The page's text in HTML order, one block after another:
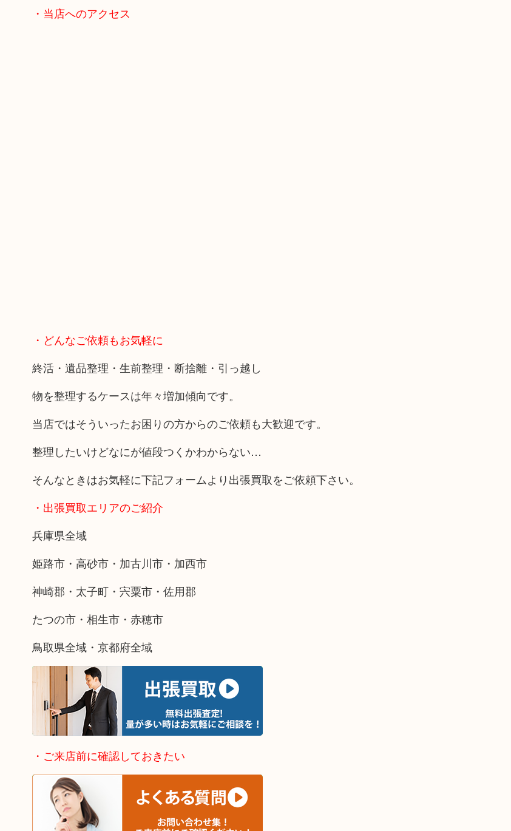
・当店へのアクセス
・どんなご依頼もお気軽に
終活・遺品整理・生前整理・断捨離・引っ越し
物を整理するケースは年々増加傾向です。
当店ではそういったお困りの方からのご依頼も大歓迎です。
整理したいけどなにが値段つくかわからない…
そんなときはお気軽に下記フォームより出張買取をご依頼下さい。
・出張買取エリアのご紹介
兵庫県全域
姫路市・高砂市・加古川市・加西市
神崎郡・太子町・宍粟市・佐用郡
たつの市・相生市・赤穂市
鳥取県全域・京都府全域
・ご来店前に確認しておきたい